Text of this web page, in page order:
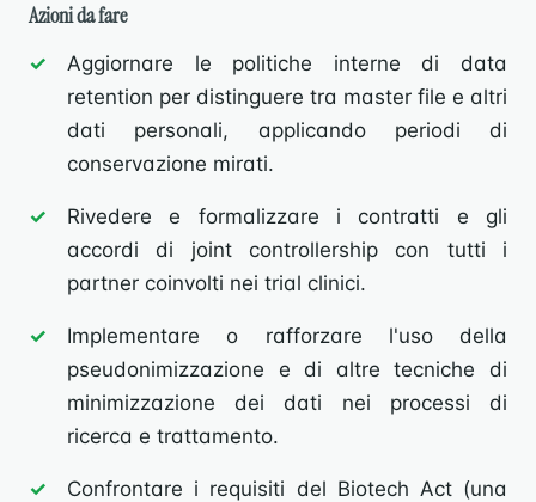
Azioni da fare
Aggiornare le politiche interne di data
retention per distinguere tra master file e altri
dati personali, applicando periodi di
conservazione mirati.
Rivedere e formalizzare i contratti e gli
accordi di joint controllership con tutti i
partner coinvolti nei trial clinici.
Implementare o rafforzare l'uso della
pseudonimizzazione e di altre tecniche di
minimizzazione dei dati nei processi di
ricerca e trattamento.
Confrontare i requisiti del Biotech Act (una